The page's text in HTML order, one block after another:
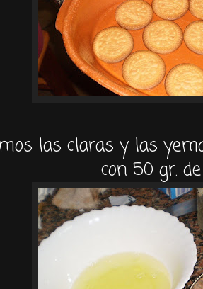
las claras y las
con 50 gr.